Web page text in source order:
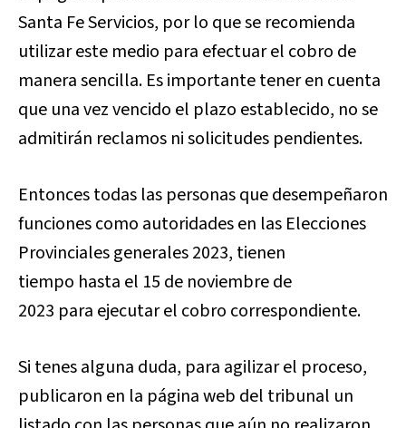
Santa Fe Servicios, por lo que se recomienda
utilizar este medio para efectuar el cobro de
manera sencilla. Es importante tener en cuenta
que una vez vencido el plazo establecido, no se
admitirán reclamos ni solicitudes pendientes.
Entonces todas las personas que desempeñaron
funciones como autoridades en las Elecciones
Provinciales generales 2023, tienen
tiempo hasta el 15 de noviembre de
2023 para ejecutar el cobro correspondiente.
Si tenes alguna duda, para agilizar el proceso,
publicaron en la página web del tribunal un